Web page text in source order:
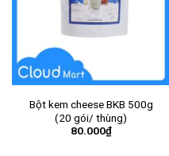
Bột kem cheese BKB 500g
(20 gói/ thùng)
80.000₫